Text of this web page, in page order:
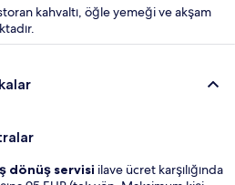
kahvaltı, öğle yemeği ve akşam
dönüş servisi ilave ücret karşılığında